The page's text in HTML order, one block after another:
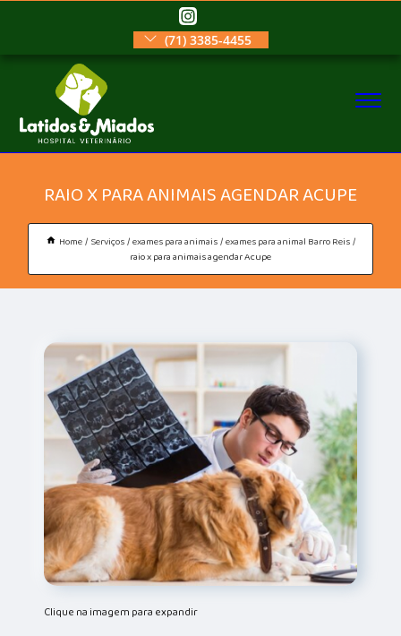
(71) 3385-4455
RAIO X PARA ANIMAIS AGENDAR ACUPE
Home Serviços exames para animais exames para animal Barro Reis
raio x para animais agendar Acupe
Clique na imagem para expandir